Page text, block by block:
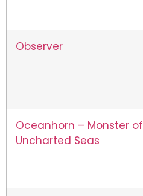
Observer
Oceanhorn – Monster of
Uncharted Seas